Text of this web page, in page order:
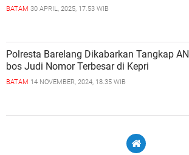
BATAM 30 APRIL, 2025, 17.53 WIB
Polresta Barelang Dikabarkan Tangkap AN
bos Judi Nomor Terbesar di Kepri
BATAM 14 NOVEMBER, 2024, 18.35 WIB